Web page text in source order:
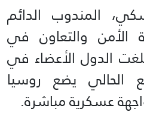
المندوب الدائم
الأمن والتعاون في
الدول الأعضاء في
الحالي يضع روسيا
عسكرية مباشرة.